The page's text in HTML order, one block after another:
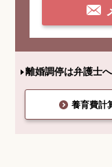
離婚調停は弁護士へ
養育費計